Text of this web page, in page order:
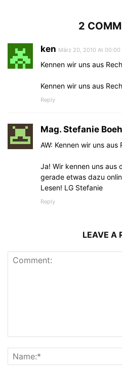
2
ken März 20, 2010 At 00:00
Kennen wir uns aus
Kennen wir uns aus
Reply
Mag. Stefanie
AW: Kennen wir uns aus
Ja! Wir kennen uns aus
gerade etwas dazu
Lesen! LG Stefanie
Reply
LEAVE A